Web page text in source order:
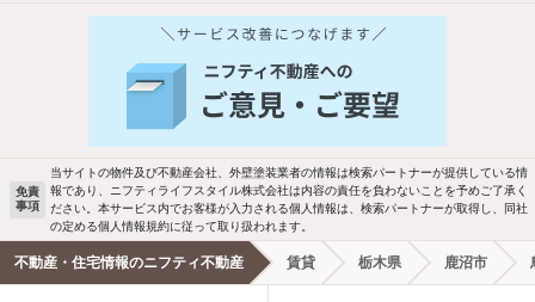
他の人はこんな条件で絞り込んでいます！
バス・トイレ別 2階以上
駐車場あり ペット相談
洗濯機置場あり 独立洗面台
エアコンあり 都市ガス
新着物件メール通知
検索中の条件の新着物件情報をいち早く
新着メール通知を受け取る
免責
事項
当サイトの物件及び不動産会社、外壁塗装業者の情報は検索パートナーが提供している情
報であり、ニフティライフスタイル株式会社は内容の責任を負わないことを予めご了承く
ださい。本サービス内でお客様が入力される個人情報は、検索パートナーが取得し、同社
の定める個人情報規約に従って取り扱われます。
不動産・住宅情報のニフティ不動産 賃貸 栃木県 鹿沼市